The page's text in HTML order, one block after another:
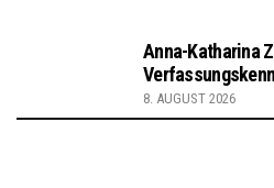
Anna-Katharina
8. AUGUST 2026